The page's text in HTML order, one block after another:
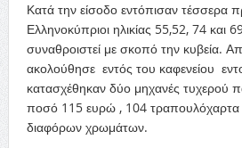
Κατά την είσοδο εντόπισαν τέσσερα
Ελληνοκύπριοι ηλικίας 55,52, 74 και
συναθροιστεί με σκοπό την κυβεία.
ακολούθησε εντός του καφενείου
κατασχέθηκαν δύο μηχανές τυχερού
ποσό 115 ευρώ , 104 τραπουλόχαρτα
διαφόρων χρωμάτων.